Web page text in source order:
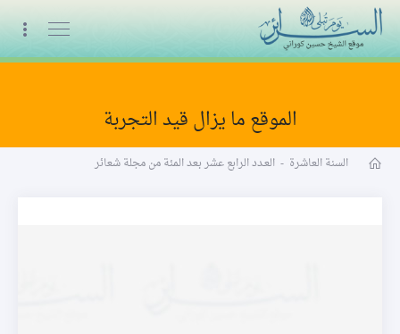
البث المباشر
الموقع ما يزال قيد التجربة
السنة العاشرة - العـدد الرابع عشر بعد المئة من مجلة شعائر